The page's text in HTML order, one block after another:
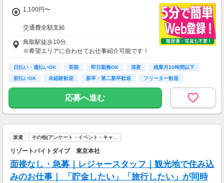
1,100円〜
交通費全額支給
即払い制度有
鳥取駅徒歩10分
※希望エリアに合わせてお仕事紹介可能です！
日払い・週払いOK 長期 即日勤務OK 深夜
残業月20時間以下
前払いOK
未経験歓迎 新卒・第二新卒歓迎 フリーター歓迎
応募へ進む
派遣 その他(アンケート・イベント・キャ…
リゾートバイトダイブ 東京本社
面接なし・急募｜レジャースタッフ｜観光地で住み込
みのお仕事｜ 「貯金したい」「旅行したい」が同時